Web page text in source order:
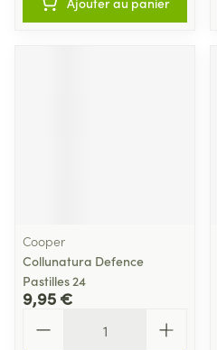
Cooper
Collunatura Defence
Pastilles 24
9,95 €